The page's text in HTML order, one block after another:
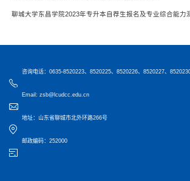
聊城大学东昌学院2023年专升本自荐生报名及专业综合能力
咨询电话：0635-8520223、8520225、8520226、8520227、
Email: zsb@lcudcc.edu.cn
地址：山东省聊城市北外环路266号
邮政编码：252000